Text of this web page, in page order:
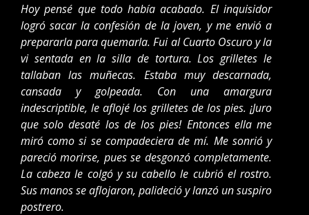
Hoy pensé que todo había acabado. El inquisidor
logró sacar la confesión de la joven, y me envió a
prepararla para quemarla. Fui al Cuarto Oscuro y la
vi sentada en la silla de tortura. Los grilletes le
tallaban las muñecas. Estaba muy descarnada,
cansada y golpeada. Con una amargura
indescriptible, le aflojé los grilletes de los pies. ¡Juro
que solo desaté los de los pies! Entonces ella me
miró como si se compadeciera de mí. Me sonrió y
pareció morirse, pues se desgonzó completamente.
La cabeza le colgó y su cabello le cubrió el rostro.
Sus manos se aflojaron, palideció y lanzó un suspiro
postrero.